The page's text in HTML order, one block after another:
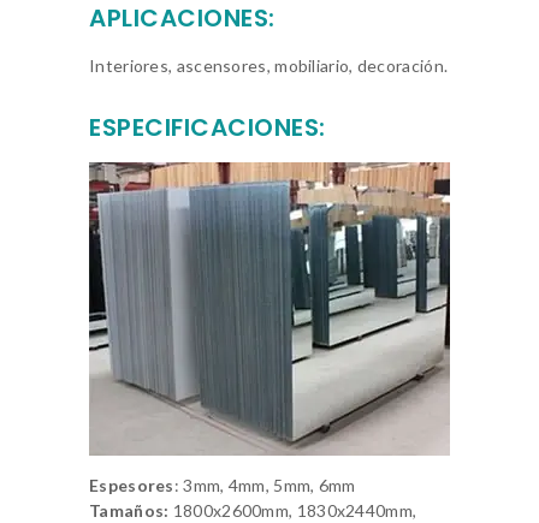
APLICACIONES:
Interiores, ascensores, mobiliario, decoración.
ESPECIFICACIONES:
Espesores: 3mm, 4mm, 5mm, 6mm
Tamaños: 1800x2600mm, 1830x2440mm,